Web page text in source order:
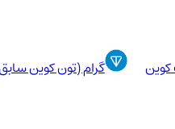
گرام (تون کوین